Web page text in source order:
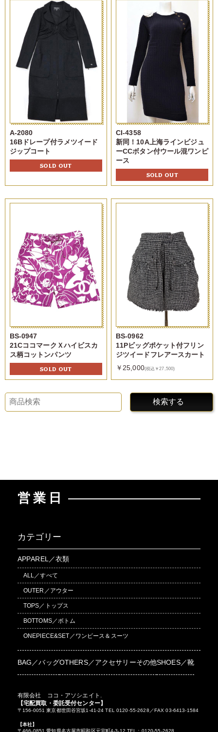
A-2080
16Bドレープ付ラメツイード
ジップコート
SOLD OUT
CI-4358
新同！10A上海ラインビジュ
ーCCボタン付ウール混ワンピ
ース
SOLD OUT
BS-0947
21CココマークＸハイビスカ
ス柄コットンパンツ
SOLD OUT
BS-0962
11Pビッグポケット付フリン
ジツイードフレアースカート
￥25,000(税込￥27,500)
検索する
営業日
カテゴリー
APPAREL／衣類
ALL／すべて
OUTER／アウター
TOPS／トップス
BOTTOMS／ボトム
ONEPIECE&SET／ワンピース＆スーツ
BAG／バッグOTHERS／アクセサリーその他SHOES／靴
有限会社 ココ・アソシエイト.
【宅配買取・委託受付センター】
〒156-0051 東京都世田谷宮坂1-41-24 TEL 0120-55-2628／FAX 03-6413-1584
【本社】
〒466-0851 愛知県名古屋市昭和区元宮町4-3-12 TEL：0120-55-2628